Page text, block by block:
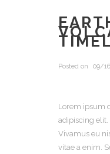
Posted on 09/
Lorem ipsum
adipiscing elit.
Vivamus eu
vitae a enim.